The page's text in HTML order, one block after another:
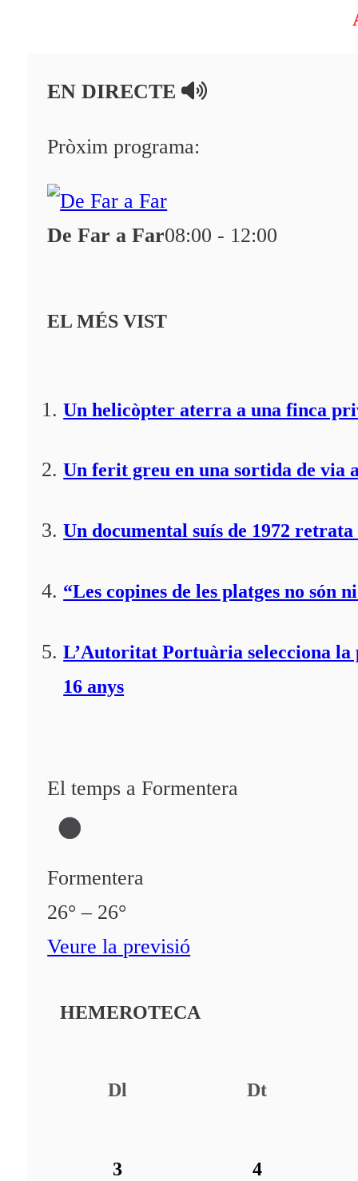
EN DIRECTE
Pròxim programa:
De Far a Far08:00 - 12:00
EL MÉS VIST
Un helicòpter aterra a una finca
Un ferit greu en una sortida de via
Un documental suís de 1972
“Les copines de les platges no
L’Autoritat Portuària selecciona
16 anys
El temps a Formentera
Formentera
26° – 26°
Veure la previsió
HEMEROTECA
Dl Dt
3
4